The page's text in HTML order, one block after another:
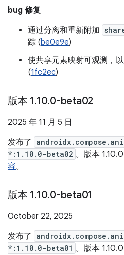
bug 修复
通过分离和重新附加
踪 (be0e9e)
使共享元素映射可观测，
(1fc2ec)
版本 1.10.0-beta02
2025 年 11 月 5 日
发布了
*:1.10.0-beta02 。版本
容。
版本 1.10.0-beta01
October 22, 2025
发布了
*:1.10.0-beta01 。版本